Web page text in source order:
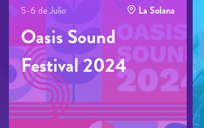
5-6 de Julio La Solana
Oasis Sound
Festival 2024